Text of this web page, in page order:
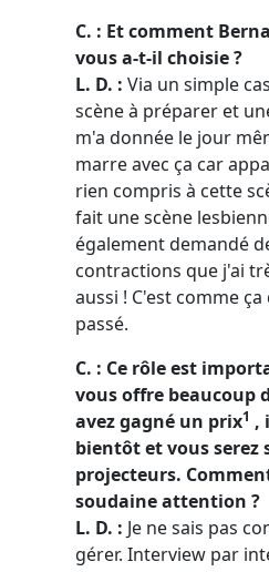
C. : Et comment
vous a-t-il choisie ?
L. D. : Via un simple
scène à préparer et
m'a donnée le jour
marre avec ça car
rien compris à cette
fait une scène
également demandé
contractions que j'ai
aussi ! C'est comme ça
passé.
C. : Ce rôle est
vous offre beaucoup
avez gagné un prix1 ,
bientôt et vous serez
projecteurs.
soudaine attention ?
L. D. : Je ne sais pas
gérer. Interview par